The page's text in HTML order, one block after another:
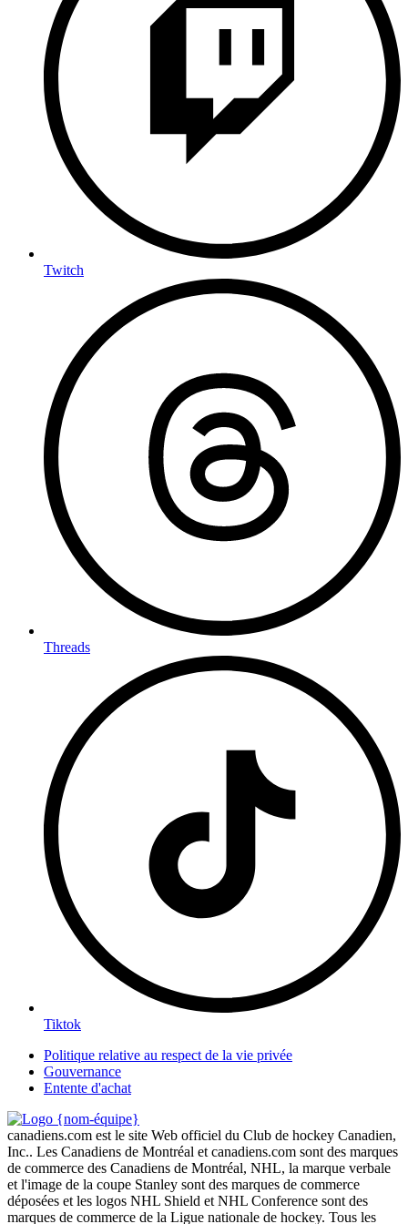
Twitch
Threads
Tiktok
Politique relative au respect de la vie privée
Gouvernance
Entente d'achat
canadiens.com est le site Web officiel du Club de hockey Canadien,
Inc.. Les Canadiens de Montréal et canadiens.com sont des marques
de commerce des Canadiens de Montréal, NHL, la marque verbale
et l'image de la coupe Stanley sont des marques de commerce
déposées et les logos NHL Shield et NHL Conference sont des
marques de commerce de la Ligue nationale de hockey. Tous les